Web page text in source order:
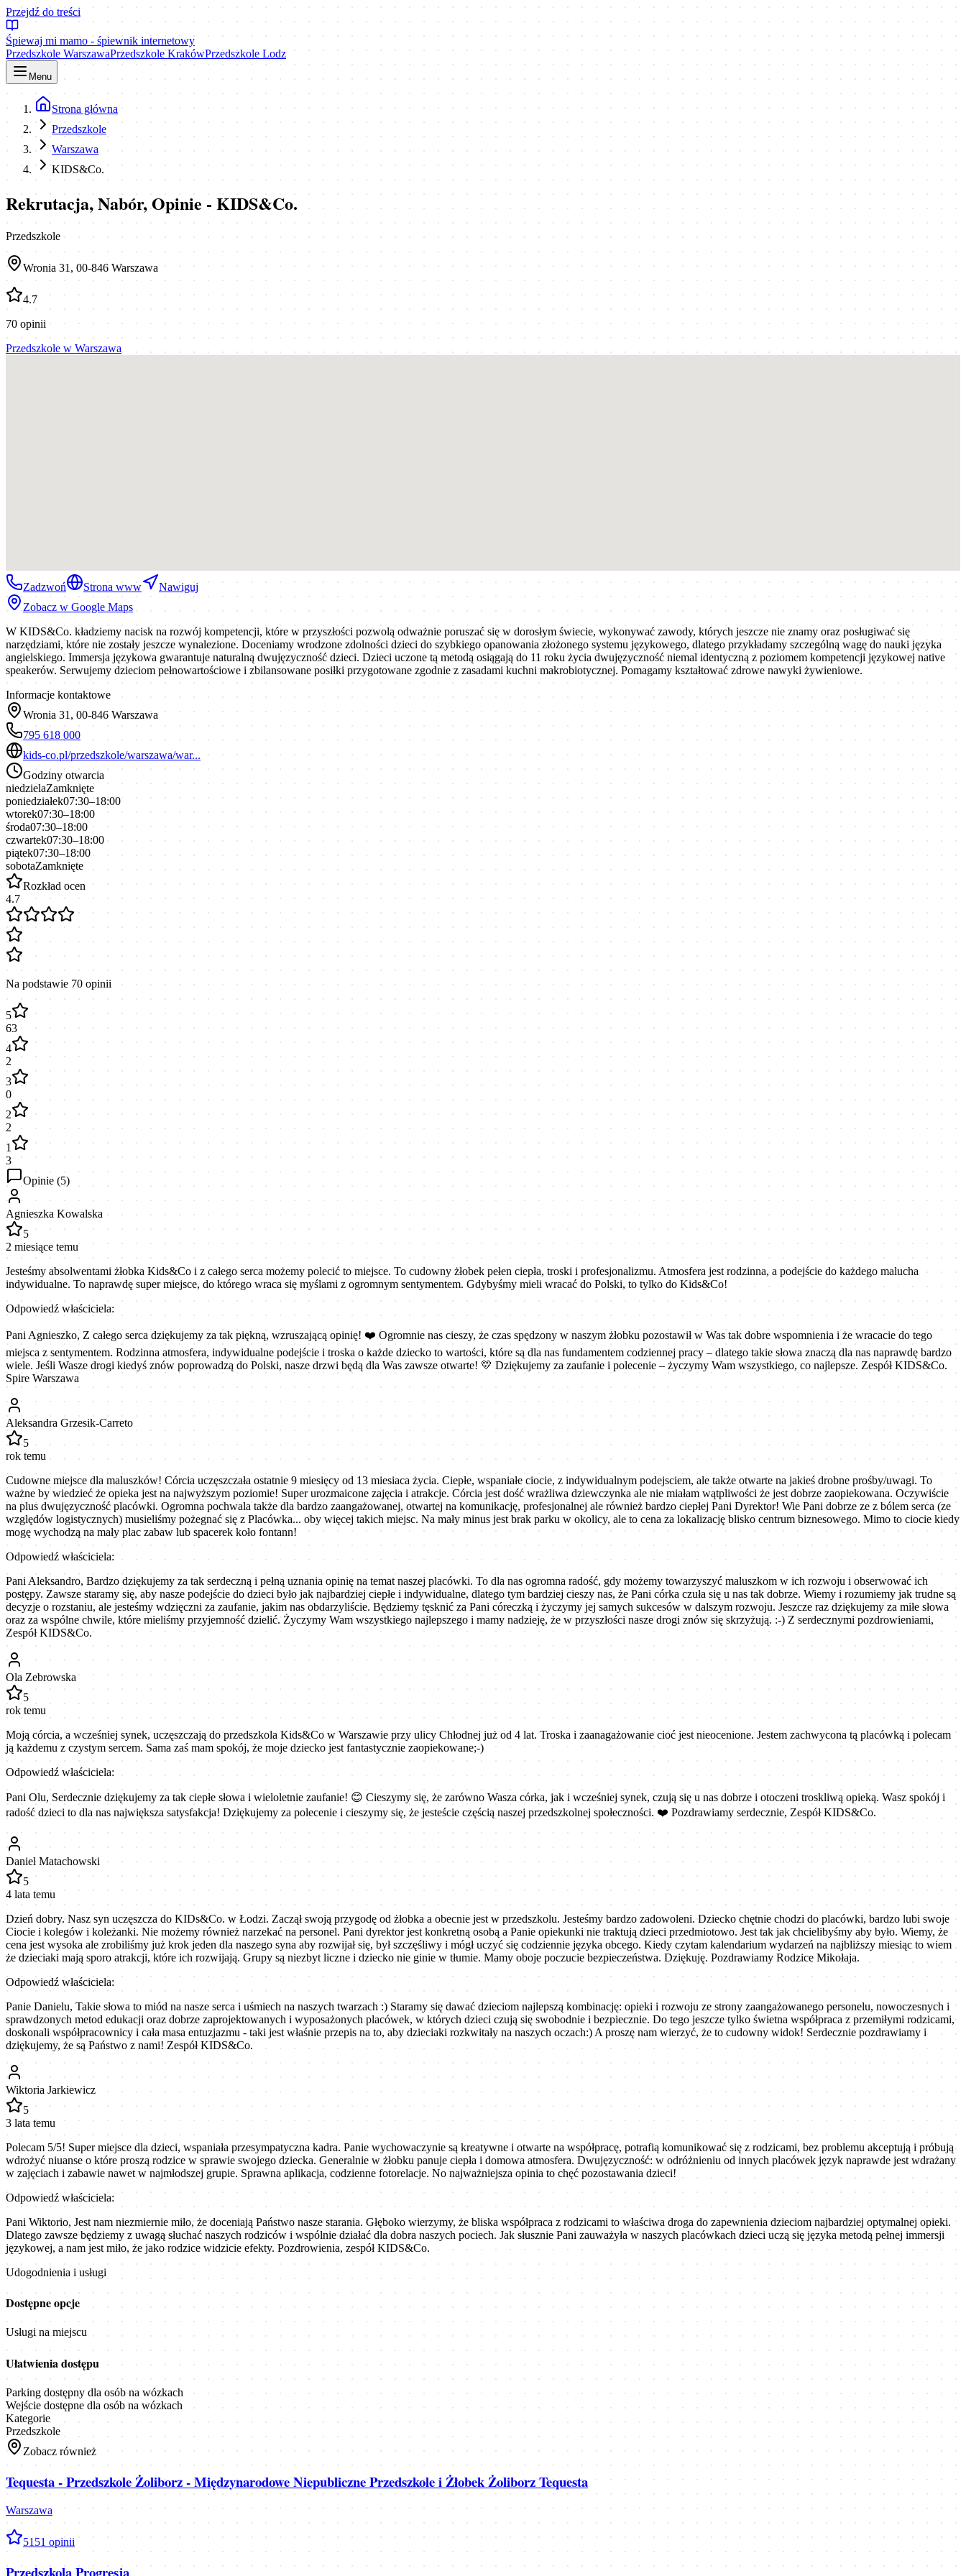
Przejdź do treści
Śpiewaj mi mamo - śpiewnik internetowy
Przedszkole WarszawaPrzedszkole KrakówPrzedszkole Lodz
Menu
Strona główna
Przedszkole
Warszawa
KIDS&Co.
Rekrutacja, Nabór, Opinie - KIDS&Co.
Przedszkole
Wronia 31, 00-846 Warszawa
4.7
70 opinii
Przedszkole w Warszawa
Zadzwoń Strona www
Nawiguj
Zobacz w Google Maps
W KIDS&Co. kładziemy nacisk na rozwój kompetencji, które w przyszłości pozwolą odważnie poruszać się w dorosłym świecie, wykonywać zawody, których jeszcze nie znamy oraz posługiwać się
narzędziami, które nie zostały jeszcze wynalezione. Doceniamy wrodzone zdolności dzieci do szybkiego opanowania złożonego systemu językowego, dlatego przykładamy szczególną wagę do nauki języka
angielskiego. Immersja językowa gwarantuje naturalną dwujęzyczność dzieci. Dzieci uczone tą metodą osiągają do 11 roku życia dwujęzyczność niemal identyczną z poziomem kompetencji językowej native
speakerów. Serwujemy dzieciom pełnowartościowe i zbilansowane posiłki przygotowane zgodnie z zasadami kuchni makrobiotycznej. Pomagamy kształtować zdrowe nawyki żywieniowe.
Informacje kontaktowe
Wronia 31, 00-846 Warszawa
795 618 000
kids-co.pl/przedszkole/warszawa/war...
Godziny otwarcia
niedzielaZamknięte
poniedziałek07:30–18:00
wtorek07:30–18:00
środa07:30–18:00
czwartek07:30–18:00
piątek07:30–18:00
sobotaZamknięte
Rozkład ocen
4.7
Na podstawie 70 opinii
5
63
4
2
3
0
2
2
1
3
Opinie (5)
Agnieszka Kowalska
5
2 miesiące temu
Jesteśmy absolwentami żłobka Kids&Co i z całego serca możemy polecić to miejsce. To cudowny żłobek pełen ciepła, troski i profesjonalizmu. Atmosfera jest rodzinna, a podejście do każdego malucha
indywidualne. To naprawdę super miejsce, do którego wraca się myślami z ogromnym sentymentem. Gdybyśmy mieli wracać do Polski, to tylko do Kids&Co!
Odpowiedź właściciela:
Pani Agnieszko, Z całego serca dziękujemy za tak piękną, wzruszającą opinię! ❤️ Ogromnie nas cieszy, że czas spędzony w naszym żłobku pozostawił w Was tak dobre wspomnienia i że wracacie do tego
miejsca z sentymentem. Rodzinna atmosfera, indywidualne podejście i troska o każde dziecko to wartości, które są dla nas fundamentem codziennej pracy – dlatego takie słowa znaczą dla nas naprawdę bardzo
wiele. Jeśli Wasze drogi kiedyś znów poprowadzą do Polski, nasze drzwi będą dla Was zawsze otwarte! 💛 Dziękujemy za zaufanie i polecenie – życzymy Wam wszystkiego, co najlepsze. Zespół KIDS&Co.
Spire Warszawa
Aleksandra Grzesik-Carreto
5
rok temu
Cudowne miejsce dla maluszków! Córcia uczęszczała ostatnie 9 miesięcy od 13 miesiaca życia. Ciepłe, wspaniałe ciocie, z indywidualnym podejsciem, ale także otwarte na jakieś drobne prośby/uwagi. To
ważne by wiedzieć że opieka jest na najwyższym poziomie! Super urozmaicone zajęcia i atrakcje. Córcia jest dość wrażliwa dziewczynka ale nie miałam wątpliwości że jest dobrze zaopiekowana. Oczywiście
na plus dwujęzyczność placówki. Ogromna pochwala także dla bardzo zaangażowanej, otwartej na komunikację, profesjonalnej ale również bardzo ciepłej Pani Dyrektor! Wie Pani dobrze ze z bólem serca (ze
względów logistycznych) musieliśmy pożegnać się z Placówka... oby więcej takich miejsc. Na mały minus jest brak parku w okolicy, ale to cena za lokalizację blisko centrum biznesowego. Mimo to ciocie kiedy
mogę wychodzą na mały plac zabaw lub spacerek koło fontann!
Odpowiedź właściciela:
Pani Aleksandro, Bardzo dziękujemy za tak serdeczną i pełną uznania opinię na temat naszej placówki. To dla nas ogromna radość, gdy możemy towarzyszyć maluszkom w ich rozwoju i obserwować ich
postępy. Zawsze staramy się, aby nasze podejście do dzieci było jak najbardziej ciepłe i indywidualne, dlatego tym bardziej cieszy nas, że Pani córka czuła się u nas tak dobrze. Wiemy i rozumiemy jak trudne są
decyzje o rozstaniu, ale jesteśmy wdzięczni za zaufanie, jakim nas obdarzyliście. Będziemy tęsknić za Pani córeczką i życzymy jej samych sukcesów w dalszym rozwoju. Jeszcze raz dziękujemy za miłe słowa
oraz za wspólne chwile, które mieliśmy przyjemność dzielić. Życzymy Wam wszystkiego najlepszego i mamy nadzieję, że w przyszłości nasze drogi znów się skrzyżują. :-) Z serdecznymi pozdrowieniami,
Zespół KIDS&Co.
Ola Zebrowska
5
rok temu
Moją córcia, a wcześniej synek, uczęszczają do przedszkola Kids&Co w Warszawie przy ulicy Chłodnej już od 4 lat. Troska i zaanagażowanie cioć jest nieocenione. Jestem zachwycona tą placówką i polecam
ją każdemu z czystym sercem. Sama zaś mam spokój, że moje dziecko jest fantastycznie zaopiekowane;-)
Odpowiedź właściciela:
Pani Olu, Serdecznie dziękujemy za tak ciepłe słowa i wieloletnie zaufanie! 😊 Cieszymy się, że zarówno Wasza córka, jak i wcześniej synek, czują się u nas dobrze i otoczeni troskliwą opieką. Wasz spokój i
radość dzieci to dla nas największa satysfakcja! Dziękujemy za polecenie i cieszymy się, że jesteście częścią naszej przedszkolnej społeczności. ❤️ Pozdrawiamy serdecznie, Zespół KIDS&Co.
Daniel Matachowski
5
4 lata temu
Dzień dobry. Nasz syn uczęszcza do KIDs&Co. w Łodzi. Zaczął swoją przygodę od żłobka a obecnie jest w przedszkolu. Jesteśmy bardzo zadowoleni. Dziecko chętnie chodzi do placówki, bardzo lubi swoje
Ciocie i kolegów i koleżanki. Nie możemy również narzekać na personel. Pani dyrektor jest konkretną osobą a Panie opiekunki nie traktują dzieci przedmiotowo. Jest tak jak chcielibyśmy aby było. Wiemy, że
cena jest wysoka ale zrobiliśmy już krok jeden dla naszego syna aby rozwijał się, był szczęśliwy i mógł uczyć się codziennie języka obcego. Kiedy czytam kalendarium wydarzeń na najbliższy miesiąc to wiem
że dzieciaki mają sporo atrakcji, które ich rozwijają. Grupy są niezbyt liczne i dziecko nie ginie w tłumie. Mamy oboje poczucie bezpieczeństwa. Dziękuję. Pozdrawiamy Rodzice Mikołaja.
Odpowiedź właściciela:
Panie Danielu, Takie słowa to miód na nasze serca i uśmiech na naszych twarzach :) Staramy się dawać dzieciom najlepszą kombinację: opieki i rozwoju ze strony zaangażowanego personelu, nowoczesnych i
sprawdzonych metod edukacji oraz dobrze zaprojektowanych i wyposażonych placówek, w których dzieci czują się swobodnie i bezpiecznie. Do tego jeszcze tylko świetna współpraca z przemiłymi rodzicami,
doskonali współpracownicy i cała masa entuzjazmu - taki jest właśnie przepis na to, aby dzieciaki rozkwitały na naszych oczach:) A proszę nam wierzyć, że to cudowny widok! Serdecznie pozdrawiamy i
dziękujemy, że są Państwo z nami! Zespół KIDS&Co.
Wiktoria Jarkiewicz
5
3 lata temu
Polecam 5/5! Super miejsce dla dzieci, wspaniała przesympatyczna kadra. Panie wychowaczynie są kreatywne i otwarte na współpracę, potrafią komunikować się z rodzicami, bez problemu akceptują i próbują
wdrożyć niuanse o które proszą rodzice w sprawie swojego dziecka. Generalnie w żłobku panuje ciepła i domowa atmosfera. Dwujęzyczność: w odróżnieniu od innych placówek język naprawde jest wdrażany
w zajęciach i zabawie nawet w najmłodszej grupie. Sprawna aplikacja, codzienne fotorelacje. No najważniejsza opinia to chęć pozostawania dzieci!
Odpowiedź właściciela:
Pani Wiktorio, Jest nam niezmiernie miło, że doceniają Państwo nasze starania. Głęboko wierzymy, że bliska współpraca z rodzicami to właściwa droga do zapewnienia dzieciom najbardziej optymalnej opieki.
Dlatego zawsze będziemy z uwagą słuchać naszych rodziców i wspólnie działać dla dobra naszych pociech. Jak słusznie Pani zauważyła w naszych placówkach dzieci uczą się języka metodą pełnej immersji
językowej, a nam jest miło, że jako rodzice widzicie efekty. Pozdrowienia, zespół KIDS&Co.
Udogodnienia i usługi
Dostępne opcje
Usługi na miejscu
Ułatwienia dostępu
Parking dostępny dla osób na wózkach
Wejście dostępne dla osób na wózkach
Kategorie
Przedszkole
Zobacz również
Tequesta - Przedszkole Żoliborz - Międzynarodowe Niepubliczne Przedszkole i Żłobek Żoliborz Tequesta
Warszawa
5151 opinii
Przedszkola Progresja